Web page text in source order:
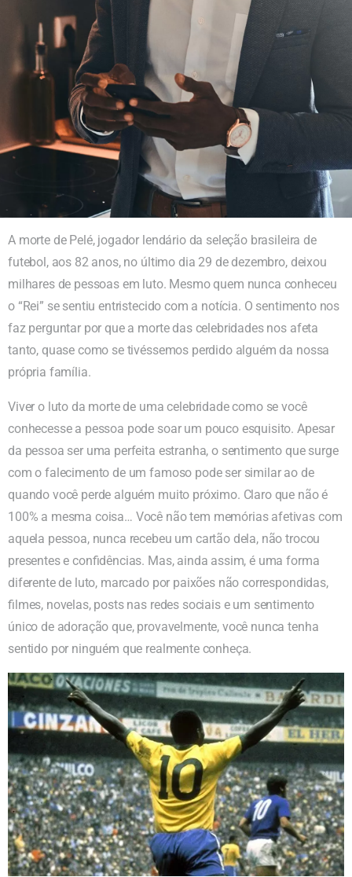
A morte de Pelé, jogador lendário da seleção brasileira de
futebol, aos 82 anos, no último dia 29 de dezembro, deixou
milhares de pessoas em luto. Mesmo quem nunca conheceu
o “Rei” se sentiu entristecido com a notícia. O sentimento nos
faz perguntar por que a morte das celebridades nos afeta
tanto, quase como se tivéssemos perdido alguém da nossa
própria família.
Viver o luto da morte de uma celebridade como se você
conhecesse a pessoa pode soar um pouco esquisito. Apesar
da pessoa ser uma perfeita estranha, o sentimento que surge
com o falecimento de um famoso pode ser similar ao de
quando você perde alguém muito próximo. Claro que não é
100% a mesma coisa… Você não tem memórias afetivas com
aquela pessoa, nunca recebeu um cartão dela, não trocou
presentes e confidências. Mas, ainda assim, é uma forma
diferente de luto, marcado por paixões não correspondidas,
filmes, novelas, posts nas redes sociais e um sentimento
único de adoração que, provavelmente, você nunca tenha
sentido por ninguém que realmente conheça.